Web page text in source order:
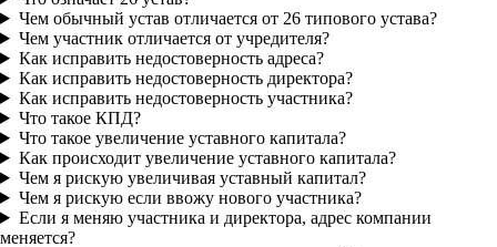
Чем обычный устав отличается от 26 типового устава?
Чем участник отличается от учредителя?
Как исправить недостоверность адреса?
Как исправить недостоверность директора?
Как исправить недостоверность участника?
Что такое КПД?
Что такое увеличение уставного капитала?
Как происходит увеличение уставного капитала?
Чем я рискую увеличивая уставный капитал?
Чем я рискую если ввожу нового участника?
Если я меняю участника и директора, адрес компании
меняется?